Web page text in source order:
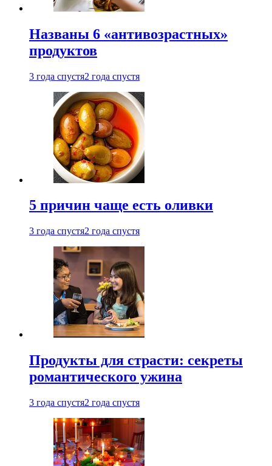
Названы 6 «антивозрастных»
продуктов
3 года спустя2 года спустя
5 причин чаще есть оливки
3 года спустя2 года спустя
Продукты для страсти: секреты
романтического ужина
3 года спустя2 года спустя